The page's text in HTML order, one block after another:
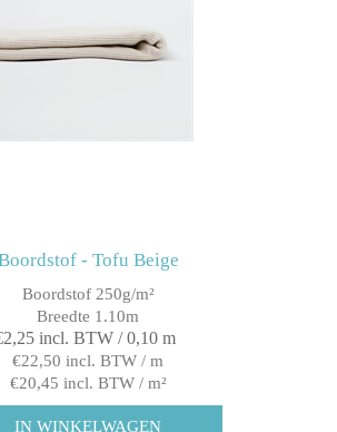
- Tofu Beige
Boordstof 250g/m²
Breedte 1.10m
incl. BTW / 0,10 m
€22,50 incl. BTW / m
€20,45 incl. BTW / m²